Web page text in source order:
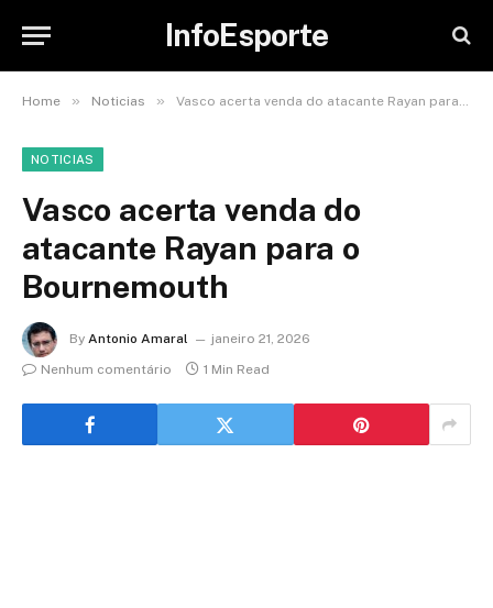
InfoEsporte
Home » Noticias » Vasco acerta venda do atacante Rayan para o Bournemouth
NOTICIAS
Vasco acerta venda do
atacante Rayan para o
Bournemouth
By Antonio Amaral
janeiro 21, 2026
Nenhum comentário
1 Min Read